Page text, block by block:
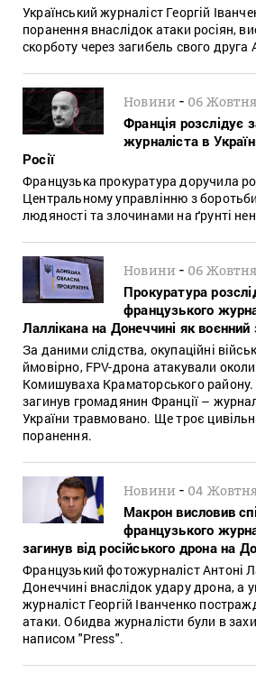
Український журналіст Георгій
поранення внаслідок атаки росіян,
скорботу через загибель свого друга
Новини - 06
Франція розслідує
журналіста в
Росії
Французька прокуратура доручила
Центральному управлінню з
людяності та злочинами на ґрунті
Новини - 06
Прокуратура
французького
Лаллікана на Донеччині як воєнний
За даними слідства, окупаційні
ймовірно, FPV-дрона атакували
Комишуваха Краматорського району.
загинув громадянин Франції –
України травмовано. Ще троє
поранення.
Новини - 04
Макрон висловив
французького
загинув від російського дрона на
Французький фотожурналіст Антоні
Донеччині внаслідок удару дрона, а
журналіст Георгій Іванченко
атаки. Обидва журналісти були в
написом "Press".